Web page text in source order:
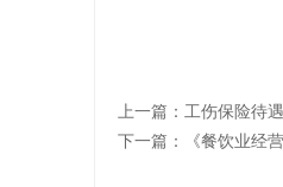
上一篇： 工伤保险待
下一篇：
《餐饮业经